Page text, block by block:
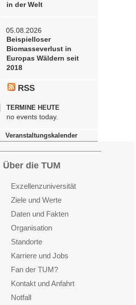
in der Welt
05.08.2026
Beispielloser
Biomasseverlust in
Europas Wäldern seit
2018
RSS
TERMINE HEUTE
no events today.
Veranstaltungskalender
Über die TUM
Exzellenzuniversität
Ziele und Werte
Daten und Fakten
Organisation
Standorte
Karriere und Jobs
Fan der TUM?
Kontakt und Anfahrt
Notfall